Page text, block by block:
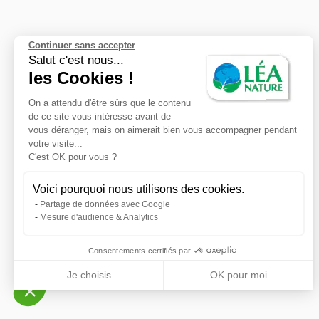
Continuer sans accepter
Salut c'est nous...
les Cookies !
On a attendu d'être sûrs que le contenu
de ce site vous intéresse avant de
vous déranger, mais on aimerait bien vous accompagner pendant
votre visite...
C'est OK pour vous ?
Voici pourquoi nous utilisons des cookies.
Partage de données avec Google
Mesure d'audience & Analytics
Consentements certifiés par
Je choisis OK pour moi
Axeptio consent
Plateforme de Gestion du Consentement : Personnalisez